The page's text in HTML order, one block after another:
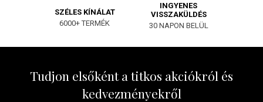
SZÉLES KÍNÁLAT
6000+ TERMÉK
INGYENES
VISSZAKÜLDÉS
30 NAPON BELÜL
Tudjon elsőként a titkos akciókról és
kedvezményekről